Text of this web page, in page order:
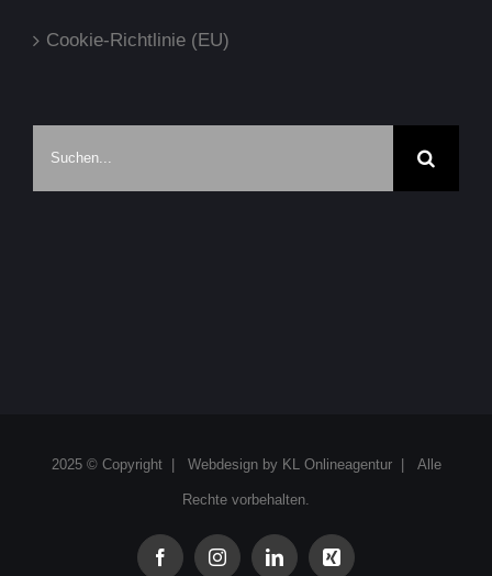
Cookie-Richtlinie (EU)
2025 © Copyright | Webdesign by KL Onlineagentur| Alle
Rechte vorbehalten.
facebookinstagramlinkedinxing